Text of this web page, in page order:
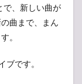
で、新しい曲が
曲まで、まん
。
です。